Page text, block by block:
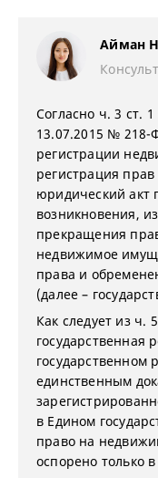
Айман
Согласно ч. 3 ст.
13.07.2015 № 218-
регистрации
регистрация
юридический акт
возникновения,
прекращения
недвижимое
права и
(далее –
Как следует из ч.
государственная
государственном
единственным
в Едином
право на
оспорено только